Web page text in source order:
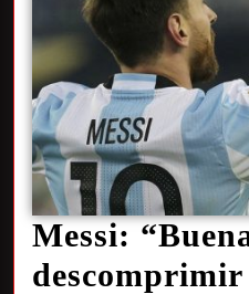
Messi: